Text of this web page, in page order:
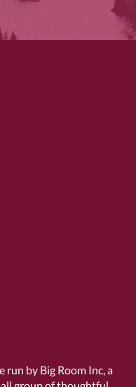
run by Big Room Inc, a